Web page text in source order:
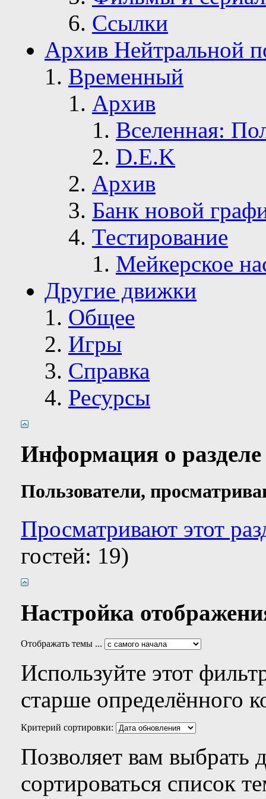
Ссылки
Архив Нейтральной
Временный
Архив
Вселенная:
D.E.K
Архив
Банк новой
Тестирование
Мейкерское
Другие движки
Общее
Игры
Справка
Ресурсы
Информация о
Пользователи,
Просматривают этот
гостей: 19)
Настройка
Отображать темы ...
Используйте этот
старше определённого
Критерий сортировки:
Позволяет вам выбрать
сортироваться список